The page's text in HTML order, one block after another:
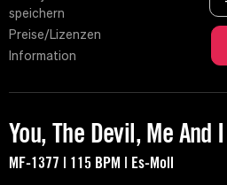
speichern
Preise/Lizenzen
Information
You, The Devil, Me And I
MF-1377 | 115 BPM | Es-Moll